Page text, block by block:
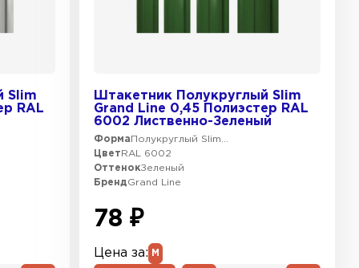
Slim
RAL
Штакетник Полукруглый Slim
Grand Line 0,45 Полиэстер RAL
6002 Лиственно-Зеленый
Форма Полукруглый Slim...
Цвет RAL 6002
ОттенокЗеленый
БрендGrand Line
78 ₽
Цена за: М